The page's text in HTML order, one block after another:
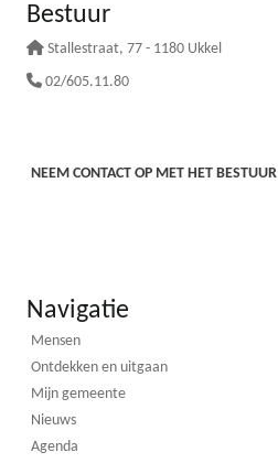
Bestuur
Stallestraat, 77 - 1180 Ukkel
02/605.11.80
NEEM CONTACT OP MET HET BESTUUR
Navigatie
Mensen
Ontdekken en uitgaan
Mijn gemeente
Nieuws
Agenda